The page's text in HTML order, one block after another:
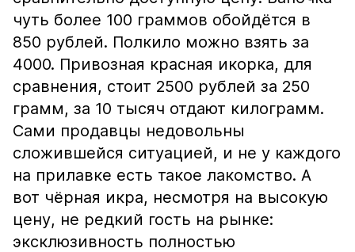
чуть более 100 граммов обойдётся в
850 рублей. Полкило можно взять за
4000. Привозная красная икорка, для
сравнения, стоит 2500 рублей за 250
грамм, за 10 тысяч отдают килограмм.
Сами продавцы недовольны
сложившейся ситуацией, и не у каждого
на прилавке есть такое лакомство. А
вот чёрная икра, несмотря на высокую
цену, не редкий гость на рынке:
эксклюзивность полностью